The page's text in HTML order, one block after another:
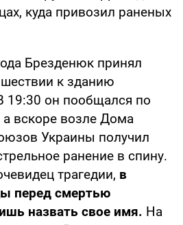
куда привозил раненых
Брезденюк принял
к зданию
19:30 он пообщался по
вскоре возле Дома
Украины получил
ранение в спину.
трагедии, в
перед смертью
назвать свое имя. На